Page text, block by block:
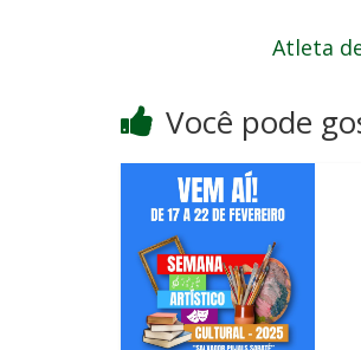
Atleta
Você pode